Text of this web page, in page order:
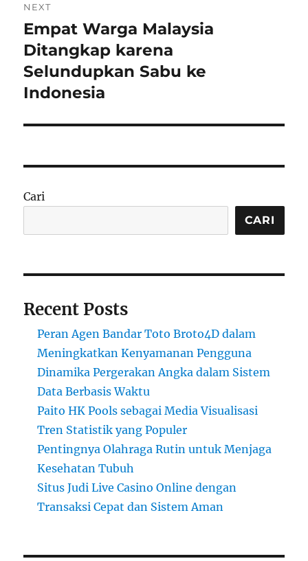
NEXT
Next
post:
Empat Warga Malaysia
Ditangkap karena
Selundupkan Sabu ke
Indonesia
Cari
CARI
Recent Posts
Peran Agen Bandar Toto Broto4D dalam
Meningkatkan Kenyamanan Pengguna
Dinamika Pergerakan Angka dalam Sistem
Data Berbasis Waktu
Paito HK Pools sebagai Media Visualisasi
Tren Statistik yang Populer
Pentingnya Olahraga Rutin untuk Menjaga
Kesehatan Tubuh
Situs Judi Live Casino Online dengan
Transaksi Cepat dan Sistem Aman